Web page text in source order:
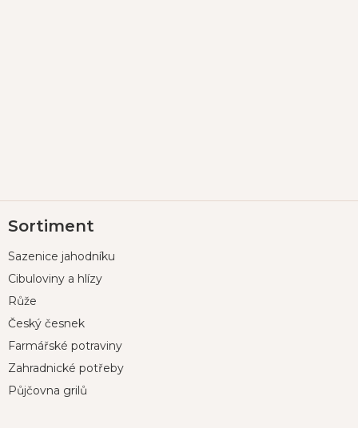
á
a
Sortiment
Sazenice jahodníku
Cibuloviny a hlízy
Růže
Český česnek
Farmářské potraviny
Zahradnické potřeby
Půjčovna grilů